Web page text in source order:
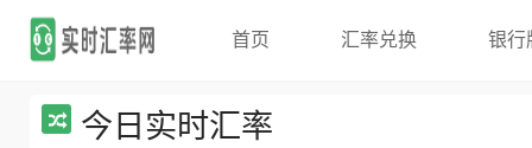
首页 汇率兑换 银行
今日实时汇率